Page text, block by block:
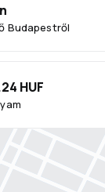
Budapestről
HUF